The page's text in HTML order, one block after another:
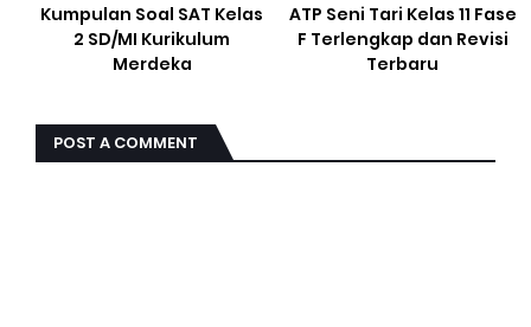
Kumpulan Soal SAT Kelas
2 SD/MI Kurikulum
Merdeka
ATP Seni Tari Kelas 11 Fase
F Terlengkap dan Revisi
Terbaru
POST A COMMENT